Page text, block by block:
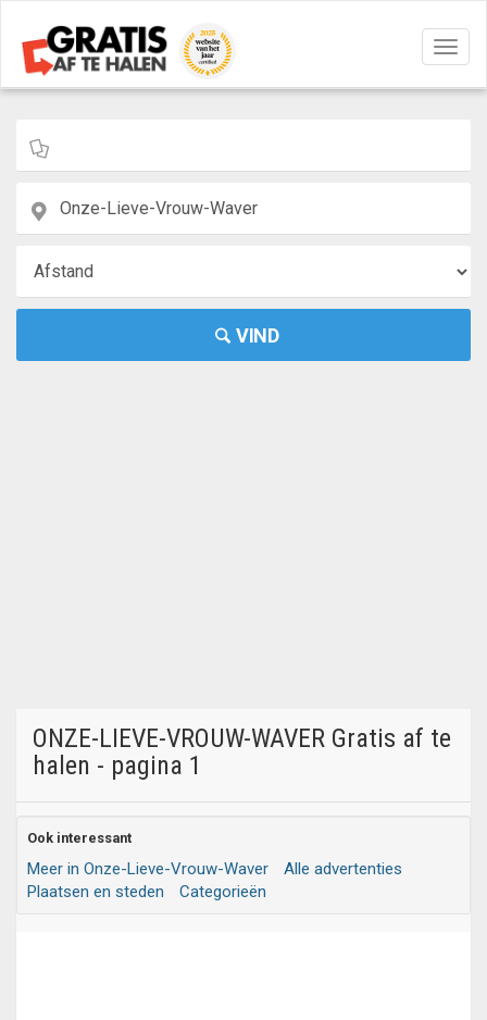
aan/
VIND
ONZE-LIEVE-VROUW-WAVER Gratis af te
halen - pagina 1
Ook interessant
Meer in Onze-Lieve-Vrouw-Waver
Alle advertenties
Plaatsen en steden
Categorieën